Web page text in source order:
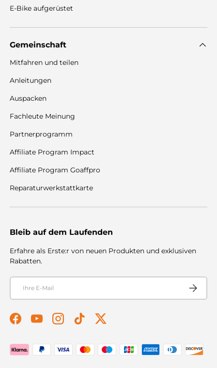
E-Bike aufgerüstet
Gemeinschaft
Mitfahren und teilen
Anleitungen
Auspacken
Fachleute Meinung
Partnerprogramm
Affiliate Program Impact
Affiliate Program Goaffpro
Reparaturwerkstattkarte
Bleib auf dem Laufenden
Erfahre als Erste:r von neuen Produkten und exklusiven
Rabatten.
E-Mail
FacebookYouTubeInstagramTikTokTwitter
Zahlungsmethoden akzeptiert